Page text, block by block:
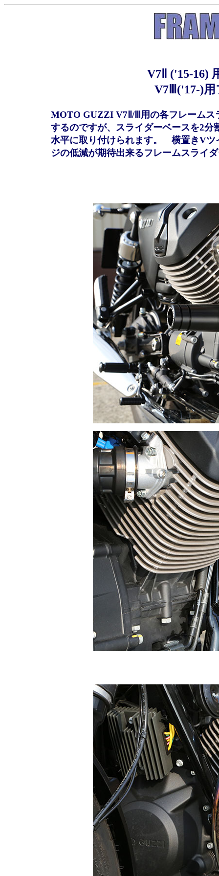
V7Ⅱ ('15-16)
V7Ⅲ('17-)
MOTO GUZZI V7Ⅱ/Ⅲ用の各フレーム
するのですが、スライダーベースを2
水平に取り付けられます。 横置きVツ
ジの低減が期待出来るフレームスライ